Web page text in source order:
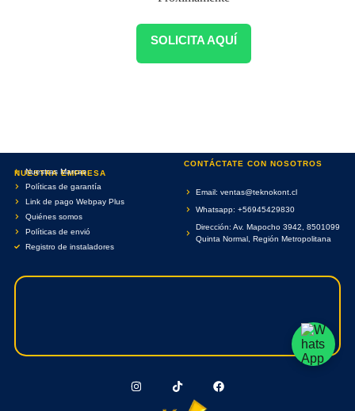
SOLICITA AQUÍ
NUESTRA EMPRESA
Nuestras Marcas
Políticas de garantía
Link de pago Webpay Plus
Quiénes somos
Políticas de envió
Registro de instaladores
CONTÁCTATE CON NOSOTROS
Email: ventas@teknokont.cl
Whatsapp: +56945429830
Dirección: Av. Mapocho 3942, 8501099
Quinta Normal, Región Metropolitana